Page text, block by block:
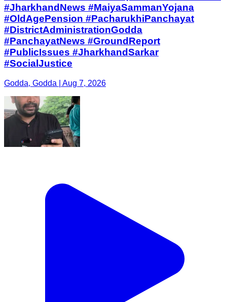
#JharkhandNews #MaiyaSammanYojana
#OldAgePension #PacharukhiPanchayat
#DistrictAdministrationGodda
#PanchayatNews #GroundReport
#PublicIssues #JharkhandSarkar
#SocialJustice
Godda, Godda | Aug 7, 2026